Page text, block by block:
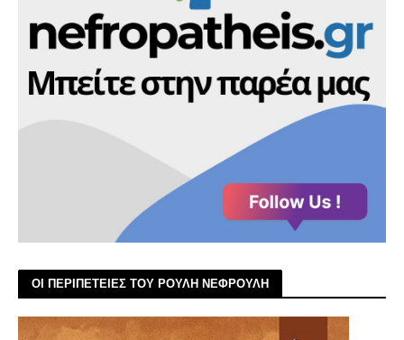
ΟΙ ΠΕΡΙΠΕΤΕΙΕΣ ΤΟΥ ΡΟΥΛΗ ΝΕΦΡΟΥΛΗ